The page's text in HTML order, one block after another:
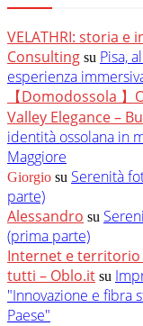
VELATHRI: storia
Consulting su Pisa,
esperienza
【Domodossola
Valley Elegance –
identità ossolana in
Maggiore
Giorgio su Serenità
parte)
Alessandro su
(prima parte)
Internet e territorio
tutti – Oblo.it su
"Innovazione e fibra
Paese"